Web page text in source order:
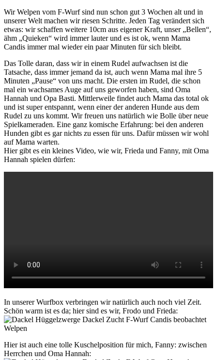
Wir Welpen vom F-Wurf sind nun schon gut 3 Wochen alt und in
unserer Welt machen wir riesen Schritte. Jeden Tag verändert sich
etwas: wir schaffen weitere 10cm aus eigener Kraft, unser „Bellen“,
ähm „Quieken“ wird immer lauter und es ist ok, wenn Mama
Candis immer mal wieder ein paar Minuten für sich bleibt.
Das Tolle daran, dass wir in einem Rudel aufwachsen ist die
Tatsache, dass immer jemand da ist, auch wenn Mama mal ihre 5
Minuten „Pause“ von uns macht. Die ersten im Rudel, die schon
mal ein wachsames Auge auf uns geworfen haben, sind Oma
Hannah und Opa Basti. Mittlerweile findet auch Mama das total ok
und ist super entspannt, wenn einer der anderen Hunde aus dem
Rudel zu uns kommt. Wir freuen uns natürlich wie Bolle über neue
Spielkameraden. Eine ganz komische Erfahrung: bei den anderen
Hunden gibt es gar nichts zu essen für uns. Dafür müssen wir wohl
auf Mama warten.
Hier gibt es ein kleines Video, wie wir, Frieda und Fanny, mit Oma
Hannah spielen dürfen:
In unserer Wurfbox verbringen wir natürlich auch noch viel Zeit.
Schön warm ist es da; hier sind es wir, Frodo und Frieda:
Hier ist auch eine tolle Kuschelposition für mich, Fanny: zwischen
Herrchen und Oma Hannah: